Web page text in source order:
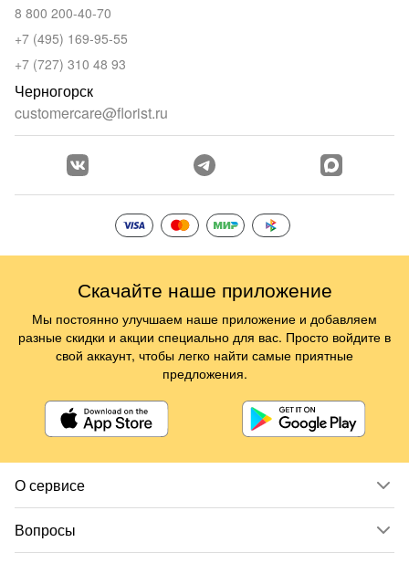
О сервисе
Вопросы
8 800 200-40-70
+7 (495) 169-95-55
+7 (727) 310 48 93
Черногорск
customercare@florist.ru
Скачайте наше приложение
Мы постоянно улучшаем наше приложение и добавляем
разные скидки и акции специально для вас. Просто войдите в
свой аккаунт, чтобы легко найти самые приятные
предложения.